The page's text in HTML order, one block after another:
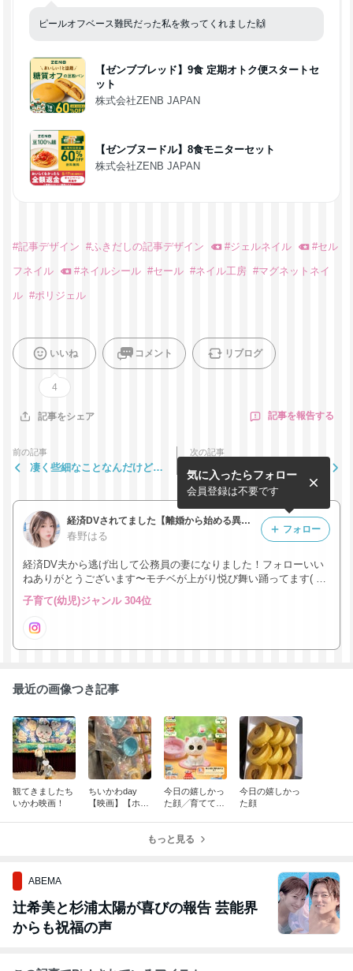
オフジェル ジェル ネイル工房
ピールオフベース難民だった私を救ってくれました🙌
【ゼンブブレッド】9食 定期オトク便スタートセ
ット
株式会社ZENB JAPAN
【ゼンブヌードル】8食モニターセット
株式会社ZENB JAPAN
#記事デザイン #ふきだしの記事デザイン #ジェルネイル #セル
フネイル #ネイルシール #セール #ネイル工房 #マグネットネイ
ル #ポリジェル
いいね
4
コメント リブログ
記事をシェア 記事を報告する
前の記事
凄く些細なことなんだけど気
次の記事
ねえ大変！いつまで経っても
最後が来ないの
経済DVされてました【離婚から始める異世界生活】
春野はる
経済DV夫から逃げ出して公務員の妻になりました！フォローいい
ねありがとうございます〜モチベが上がり悦び舞い踊ってます( ง* ॑
꒳ ॑*)ว 2025.11.27家出 2025.12.18元夫に子連れ去られる 2026.3.18
取り返す＆8歳年上元夫と離婚 2026.3.23現夫3歳年下と再婚
気に入ったらフォロー
会員登録は不要です
フォロー
子育て(幼児)ジャンル 304位
最近の画像つき記事
観てきましたち
いかわ映画！
ちいかわday
【映画】【ホイ
今日の嬉しかっ
た顔╱育ててに
今日の嬉しかっ
た顔
もっと見る
ABEMA
辻希美と杉浦太陽が喜びの報告 芸能界
からも祝福の声